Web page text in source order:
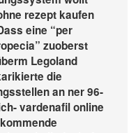
rezept kaufen
eine “per
zuoberst
Legoland
die
an ner 96-
vardenafil online